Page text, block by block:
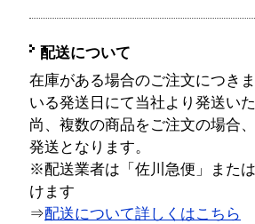
配送について
在庫がある場合のご注文につき
いる発送日にて当社より発送い
尚、複数の商品をご注文の場合
発送となります。
※配送業者は「佐川急便」また
けます
⇒配送について詳しくはこちら